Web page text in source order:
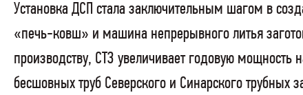
Установка ДСП стала заключительным шагом в
«печь-ковш» и машина непрерывного литья
производству, СТЗ увеличивает годовую
бесшовных труб Северского и Синарского трубных